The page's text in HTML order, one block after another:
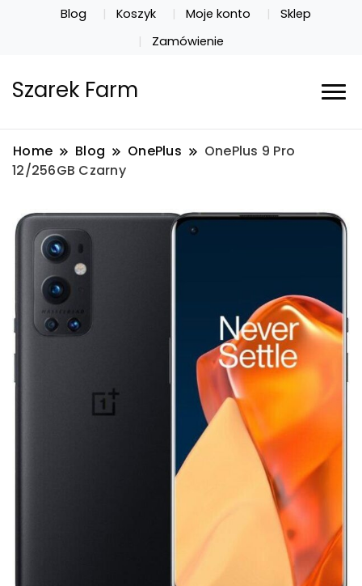
Blog Koszyk Moje konto
Sklep
Zamówienie
Szarek Farm
Home Blog OnePlus
OnePlus 9 Pro
12/256GB Czarny